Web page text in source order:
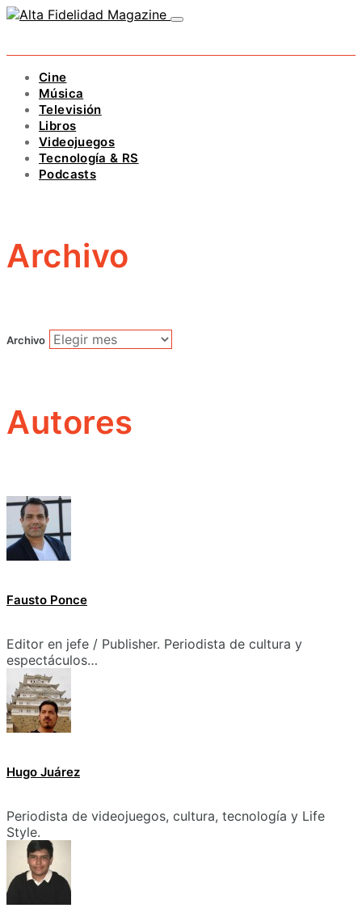
Cine
Música
Televisión
Libros
Videojuegos
Tecnología & RS
Podcasts
Archivo
Archivo
Autores
Fausto Ponce
Editor en jefe / Publisher. Periodista de cultura y
espectáculos…
Hugo Juárez
Periodista de videojuegos, cultura, tecnología y Life
Style.